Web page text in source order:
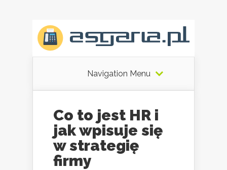
Navigation Menu
Co to jest HR i
jak wpisuje się
w strategię
firmy